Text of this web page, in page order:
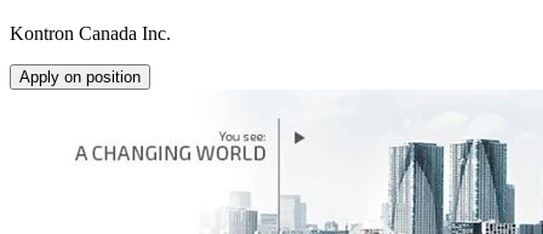
Kontron Canada Inc.
Apply on position